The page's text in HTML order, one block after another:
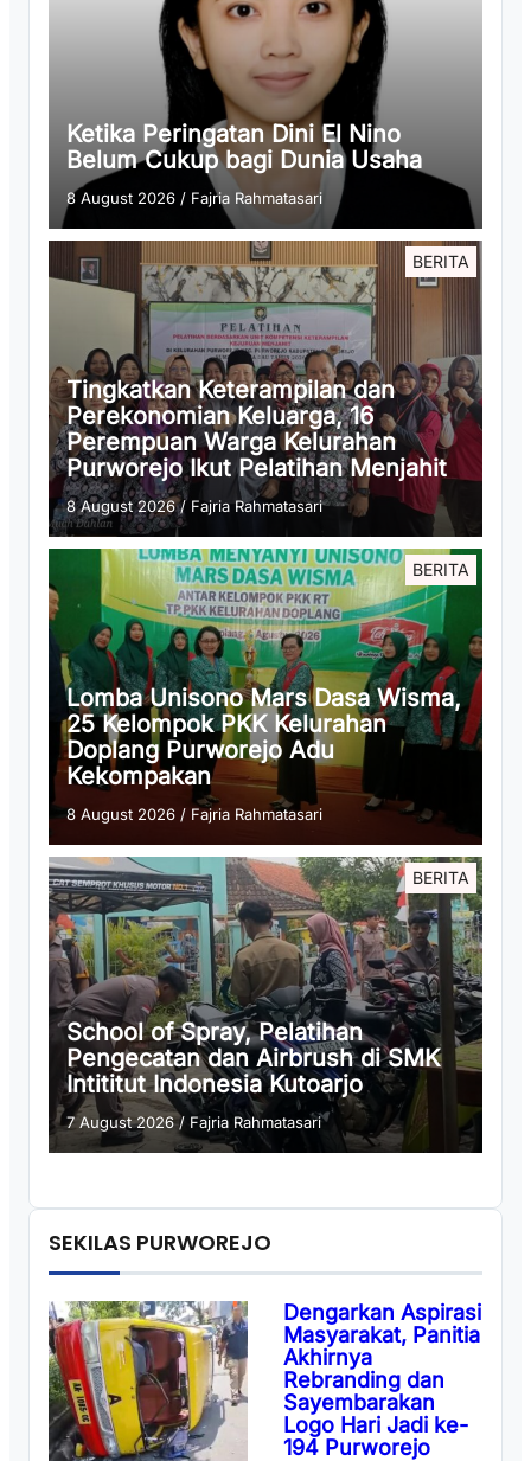
Ketika Peringatan Dini El Nino
Belum Cukup bagi Dunia Usaha
8 August 2026 / Fajria Rahmatasari
BERITA
Tingkatkan Keterampilan dan
Perekonomian Keluarga, 16
Perempuan Warga Kelurahan
Purworejo Ikut Pelatihan Menjahit
8 August 2026/ Fajria Rahmatasari
BERITA
Lomba Unisono Mars Dasa Wisma,
25 Kelompok PKK Kelurahan
Doplang Purworejo Adu
Kekompakan
8 August 2026 / Fajria Rahmatasari
BERITA
School of Spray, Pelatihan
Pengecatan dan Airbrush di SMK
Intititut Indonesia Kutoarjo
7 August 2026/ Fajria Rahmatasari
SEKILAS PURWOREJO
Dengarkan Aspirasi
Masyarakat, Panitia
Akhirnya
Rebranding dan
Sayembarakan
Logo Hari Jadi ke-
194 Purworejo